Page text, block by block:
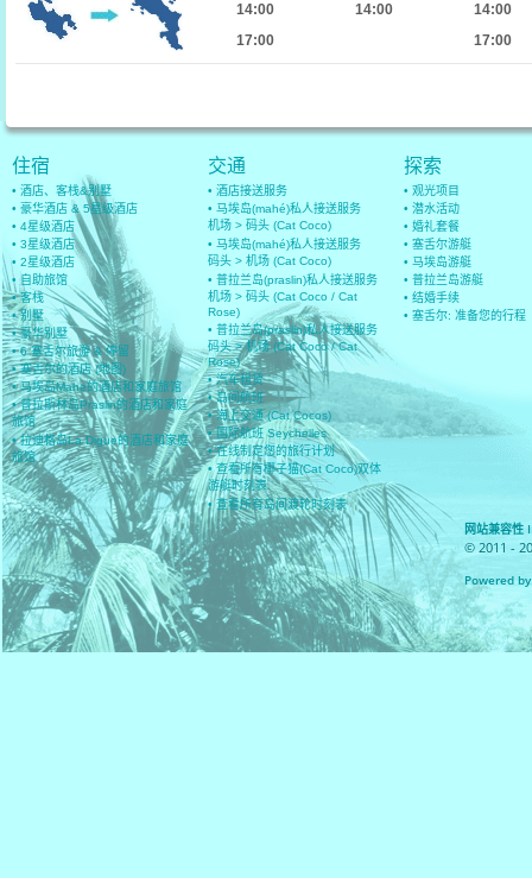
14:00
17:00
14:00
14:00
17:00
住宿
• 酒店、客栈&别墅
• 豪华酒店 & 5星级酒店
• 4星级酒店
• 3星级酒店
• 2星级酒店
• 自助旅馆
• 客栈
• 别墅
• 豪华别墅
• 6 塞舌尔旅游 & 停留
• 塞舌尔的酒店 (地图)
• 马埃岛Mahe的酒店和家庭旅馆
• 普拉斯林岛Praslin的酒店和家庭
旅馆
• 拉迪格岛La Digue的酒店和家庭
旅馆
交通
• 酒店接送服务
• 马埃岛(mahé)私人接送服务
机场 > 码头 (Cat Coco)
• 马埃岛(mahé)私人接送服务
码头 > 机场 (Cat Coco)
• 普拉兰岛(praslin)私人接送服务
机场 > 码头 (Cat Coco / Cat
Rose)
• 普拉兰岛(praslin)私人接送服务
码头 > 机场 (Cat Coco / Cat
Rose)
• 汽车租赁
• 岛间航班
• 海上交通 (Cat Cocos)
• 国际航班 Seychelles
• 在线制定您的旅行计划
• 查看所有椰子猫(Cat Coco)双体
游艇时刻表
• 查看所有岛间渡轮时刻表
探索
• 观光项目
• 潜水活动
• 婚礼套餐
• 塞舌尔游艇
• 马埃岛游艇
• 普拉兰岛游艇
• 结婚手续
• 塞舌尔: 准备您的行程
网站兼容
© 2011 -
Powered by